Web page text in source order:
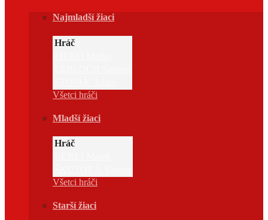
Najmladší žiaci
Hráč
Všetci hráči
Mladší žiaci
Hráč
Všetci hráči
Starší žiaci